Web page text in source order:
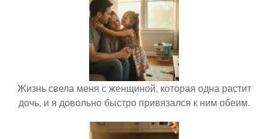
Жизнь свела меня с женщиной, которая одна растит
дочь, и я довольно быстро привязался к ним обеим.